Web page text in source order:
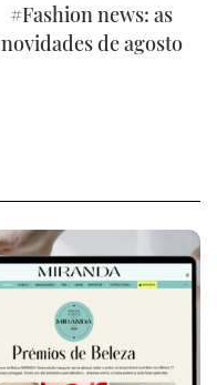
#Fashion news: as
novidades de agosto